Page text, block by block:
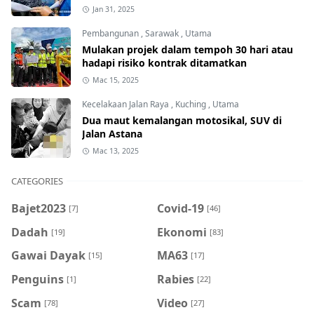
Jan 31, 2025
Pembangunan ,Sarawak , Utama
Mulakan projek dalam tempoh 30 hari atau
hadapi risiko kontrak ditamatkan
Mac 15, 2025
Kecelakaan Jalan Raya , Kuching , Utama
Dua maut kemalangan motosikal, SUV di
Jalan Astana
Mac 13, 2025
CATEGORIES
Bajet2023 [7] Covid-19 [46]
Dadah [19] Ekonomi [83]
Gawai Dayak [15] MA63 [17]
Penguins [1] Rabies [22]
Scam [78] Video [27]